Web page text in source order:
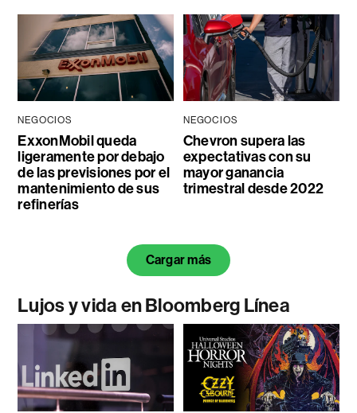
NEGOCIOS
ExxonMobil queda
ligeramente por debajo
de las previsiones por el
mantenimiento de sus
refinerías
NEGOCIOS
Chevron supera las
expectativas con su
mayor ganancia
trimestral desde 2022
Cargar más
Lujos y vida en Bloomberg Línea